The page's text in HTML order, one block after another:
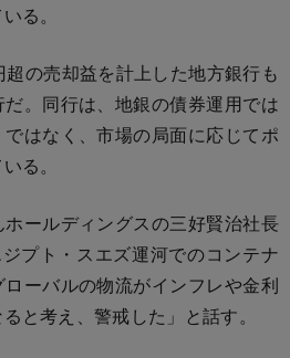
る。
の売却益を計上した地方銀行も
。同行は、地銀の債券運用では
はなく、市場の局面に応じてポ
る。
ールディングスの三好賢治社長
プト・スエズ運河でのコンテナ
ーバルの物流がインフレや金利
と考え、警戒した」と話す。